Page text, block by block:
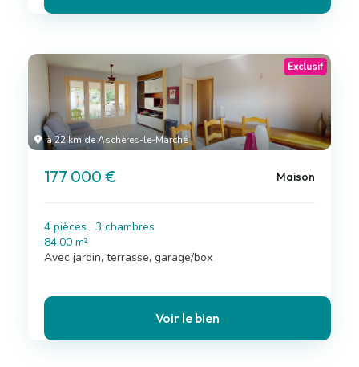
à 22 km de Aschères-le-Marché
Exclusif
177 000 € Maison
4 pièces , 3 chambres
84.00 m²
Avec jardin, terrasse, garage/box
Voir le bien